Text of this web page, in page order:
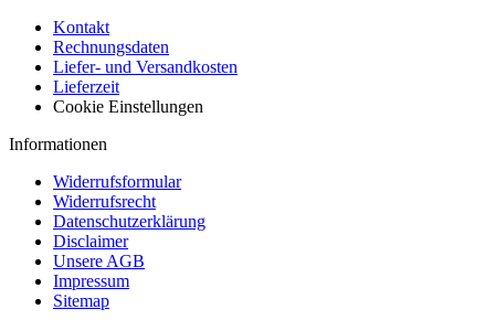
Kontakt
Rechnungsdaten
Liefer- und Versandkosten
Lieferzeit
Cookie Einstellungen
Informationen
Widerrufsformular
Widerrufsrecht
Datenschutzerklärung
Disclaimer
Unsere AGB
Impressum
Sitemap